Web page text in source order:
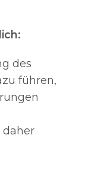
des
führen,
daher